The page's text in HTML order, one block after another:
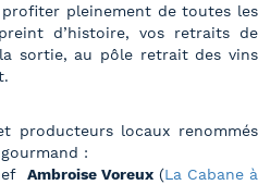
pleinement de toutes les
d’histoire, vos retraits de
sortie, au pôle retrait des vins
producteurs locaux renommés
:
Ambroise Voreux (La Cabane à